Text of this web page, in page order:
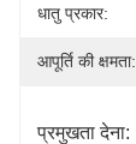
धातु प्रकार:
आपूर्ति की क्षमता:
प्रमुखता देना: